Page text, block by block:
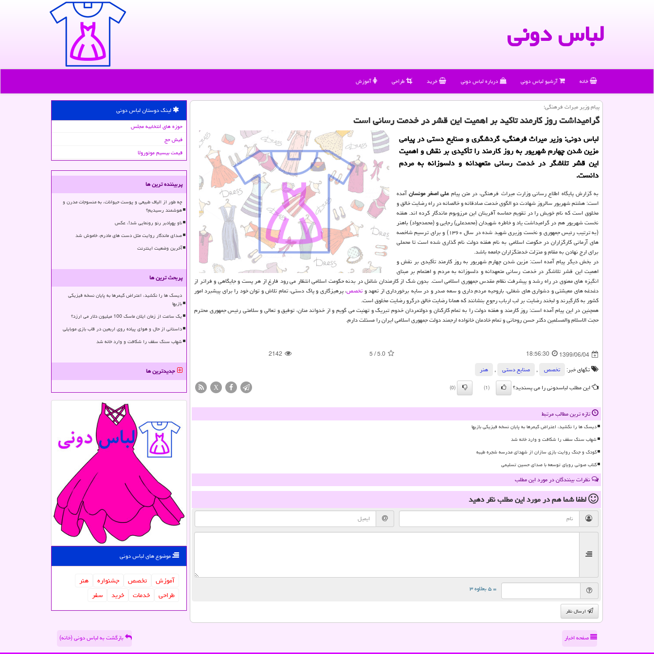
لباس دونی
خانه آرشیو لباس دونی درباره لباس دونی خرید طراحی آموزش
پیام وزیر میراث فرهنگی؛
گرامیداشت روز كارمند تاكید بر اهمیت این قشر در خدمت رسانی است
لباس دونی: وزیر میراث فرهنگی، گردشگری و صنایع دستی در پیامی
مزین شدن چهارم شهریور به روز كارمند را تأكیدی بر نقش و اهمیت
این قشر تلاشگر در خدمت رسانی متعهدانه و دلسوزانه به مردم
دانست.
به گزارش پایگاه اطلاع رسانی وزارت میراث فرهنگی، در متن پیامعلی اصغر مونسانآمده
است: هشتم شهریور سالروز شهادت دو الگوی خدمت صادقانه و خالصانه در راه رضایت خالق و
مخلوق است که نام خویش را در تقویم حماسه آفرینان این مرزوبوم ماندگار کرده اند. هفته
نخست شهریور هم در گرامیداشت یاد و خاطره شهیدان (محمدعلی) رجایی و (محمدجواد) باهنر
(به ترتیب رئیس جمهوری و نخست وزیری شهید شده در سال ۱۳۶۰) و برای ترسیم شاخصه
های آرمانی کارگزاران در حکومت اسلامی به نام هفته دولت نام گذاری شده است تا محملی
برای ارج نهادن به مقام و منزلت خدمتگزاران جامعه باشد.
در بخش دیگر پیام آمده است: مزین شدن چهارم شهریور به روز کارمند تأکیدی بر نقش و
اهمیت این قشر تلاشگر در خدمت رسانی متعهدانه و دلسوزانه به مردم و اهتمام بر مبنای
انگیزه های معنوی در راه رشد و پیشرفت نظام مقدس جمهوری اسلامی است. بدون شک از کارمندان شاغل در بدنه حکومت اسلامی انتظار می رود فارغ از هر پست و جایگاهی و فراتر از
دغدغه های معیشتی و دشواری های شغلی، باروحیه مردم داری و سعه صدر و در سایه برخورداری از تعهد وتخصص، پرهیزگاری و پاک دستی، تمام تلاش و توان خود را برای پیشبرد امور
کشور به کارگیرند و لبخند رضایت بر لب ارباب رجوع بنشانند که همانا رضایت خالق درگرو رضایت مخلوق است.
همچنین در این پیام آمده است: روز کارمند و هفته دولت را به تمام کارکنان و دولتمردان خدوم تبریک و تهنیت می گویم و از خدواند منان، توفیق و تعالی و سلامتی رئیس جمهوری محترم
حجت الاسلام والمسلمین دکتر حسن روحانی و تمام خادمان خانواده ارجمند دولت جمهوری اسلامی ایران را مسئلت دارم.
1399/06/04
18:56:30
5.0
/
5
2142
تگهای خبر:
تخصص , صنایع دستی ,
هنر
این مطلب لباسدونی را می پسندید؟
(1)
(0)
X
تازه ترین مطالب مرتبط
دیسک ها را نکشید، اعتراض گیمرها به پایان نسخه فیزیکی بازیها
شهاب سنگ سقف را شکافت و وارد خانه شد
کودک و جنگ روایت بازی سازان از شهدای مدرسه شجره طیبه
کتاب صوتی رویای توسعه با صدای حسین تسلیمی
نظرات بینندگان در مورد این مطلب
لطفا شما همدر مورد این مطلبنظر دهید
= ۵ بعلاوه ۳
ارسال نظر
لینک دوستان لباس دونی
حوزه های انتخابیه مجلس
فیش حج
قیمت بیسیم موتورولا
پربیننده ترین ها
چه طور از الیاف طبیعی و پوست حیوانات، به منسوجات مدرن و
هوشمند رسیدیم؟
ناو پهپادبر رنو رونمایی شد!، عکس
صدای ماندگار روایت مثل دست های مادرم، خاموش شد
آخرین وضعیت اینترنت
پربحث ترین ها
دیسک ها را نکشید، اعتراض گیمرها به پایان نسخه فیزیکی
بازیها
یک ساعت از زمان ایلان ماسک 100 میلیون دلار می ارزد؟
داستانی از حال و هوای پیاده روی اربعین در قاب بازی موبایلی
شهاب سنگ سقف را شکافت و وارد خانه شد
جدیدترین ها
موضوع های لباس دونی
آموزش تخصص جشنواره
هنر
طراحی
خدمات خرید سفر
صفحه اخبار بازگشت به لباس دونی (خانه)